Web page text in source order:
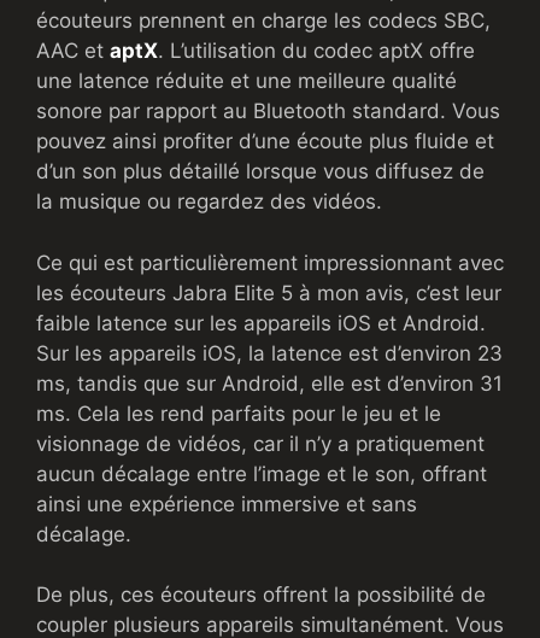
écouteurs prennent en charge les codecs SBC,
AAC et aptX. L’utilisation du codec aptX offre
une latence réduite et une meilleure qualité
sonore par rapport au Bluetooth standard. Vous
pouvez ainsi profiter d’une écoute plus fluide et
d’un son plus détaillé lorsque vous diffusez de
la musique ou regardez des vidéos.
Ce qui est particulièrement impressionnant avec
les écouteurs Jabra Elite 5 à mon avis, c’est leur
faible latence sur les appareils iOS et Android.
Sur les appareils iOS, la latence est d’environ 23
ms, tandis que sur Android, elle est d’environ 31
ms. Cela les rend parfaits pour le jeu et le
visionnage de vidéos, car il n’y a pratiquement
aucun décalage entre l’image et le son, offrant
ainsi une expérience immersive et sans
décalage.
De plus, ces écouteurs offrent la possibilité de
coupler plusieurs appareils simultanément. Vous